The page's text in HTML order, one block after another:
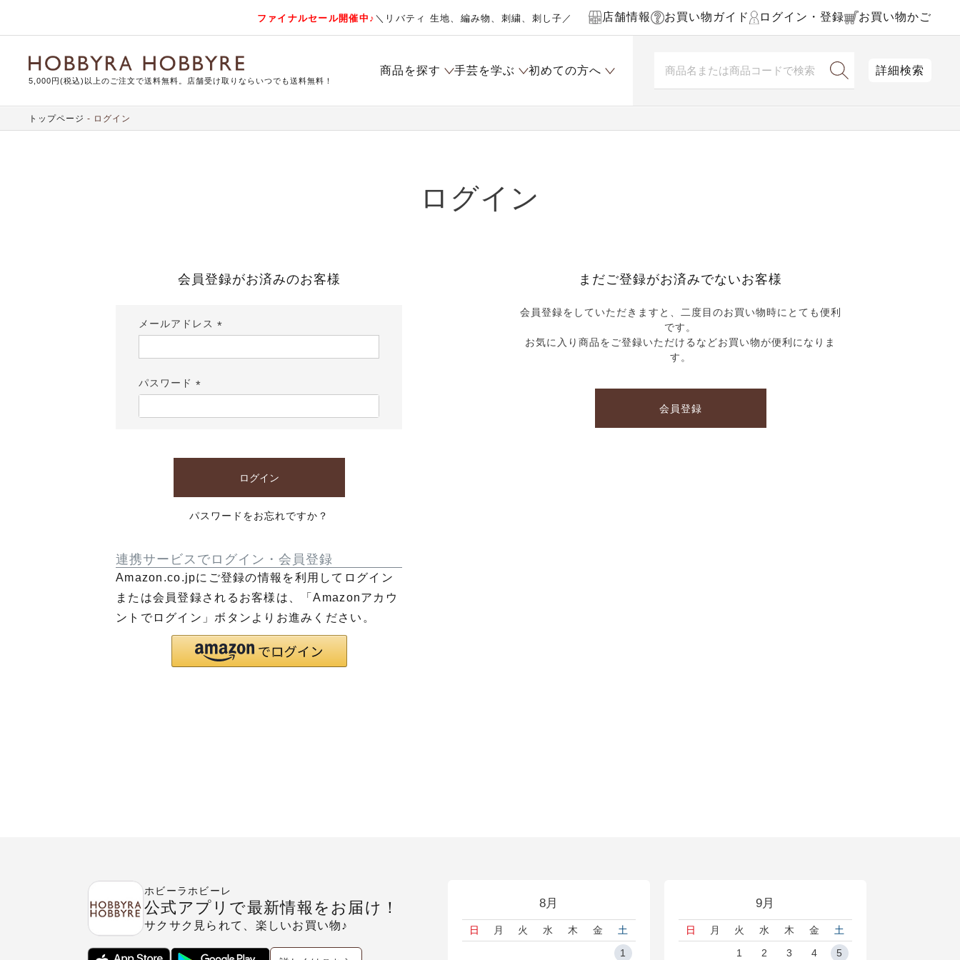
ファイナルセール開催中♪ ＼リバティ 生地、編み物、刺繍、刺し子／ 店舗情報 お買い物ガイド ログイン・登録 お買い物かご
5,000円(税込)以上のご注文で送料無料。店舗受け取りならいつでも送料無料！
商品を探す 手芸を学ぶ 初めての方へ 詳細検索
トップページ ログイン
ログイン
会員登録がお済みのお客様
メールアドレス
須)
パスワード
須)
ログイン
パスワードをお忘れですか？
連携サービスでログイン・会員登録
Amazon.co.jpにご登録の情報を利用してログイン
または会員登録されるお客様は、「Amazonアカウ
ントでログイン」ボタンよりお進みください。
まだご登録がお済みでないお客様
会員登録をしていただきますと、二度目のお買い物時にとても便利
です。
お気に入り商品をご登録いただけるなどお買い物が便利になりま
す。
会員登録
8月
日 月 火 水 木 金
土
1
9月
日 月 火 水 木 金
土
1
2 3 4 5
ホビーラホビーレ
公式アプリで最新情報をお届け！
サクサク見られて、楽しいお買い物♪